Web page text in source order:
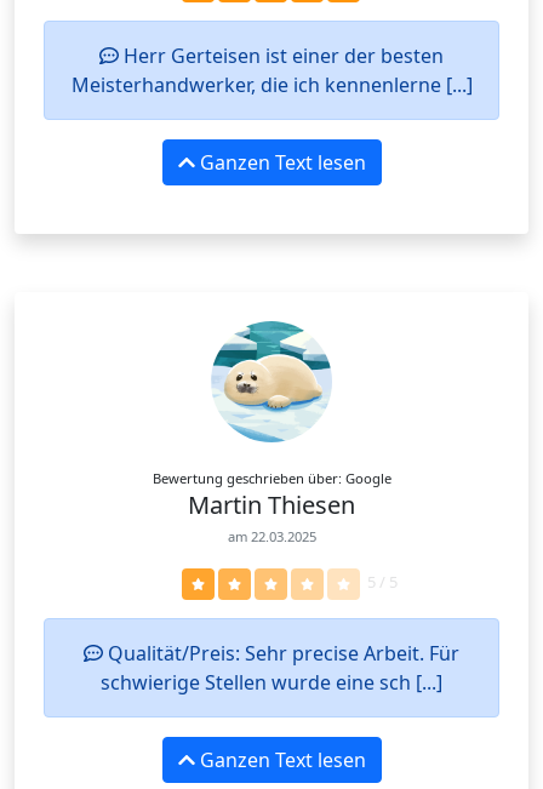
Herr Gerteisen ist einer der besten
Meisterhandwerker, die ich kennenlerne [...]
Ganzen Text lesen
Bewertung geschrieben über: Google
Martin Thiesen
am 22.03.2025
5 / 5
Qualität/Preis: Sehr precise Arbeit. Für
schwierige Stellen wurde eine sch [...]
Ganzen Text lesen